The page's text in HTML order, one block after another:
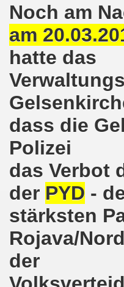
Noch am
am
hatte das
dass die
Polizei
das Verbot
der PYD -
stärksten
Rojava/
der
Montagsdemo-
Bewegung am
Bewegung am
am 10.10.2020 in
Montagsdemo-
auf die Bevölkerung!
ruft auf: Kommt
Brennpunkte am
Bewegung am
ich (Thomas
und dadurch